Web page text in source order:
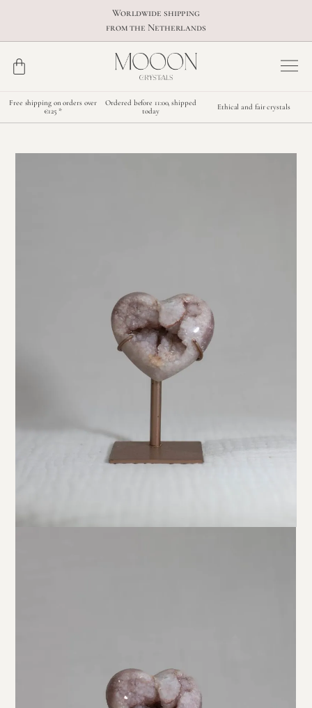
Worldwide shipping
from the Netherlands
Free shipping on orders over
€125 *
Ordered before 11:00, shipped
today
Ethical and fair crystals